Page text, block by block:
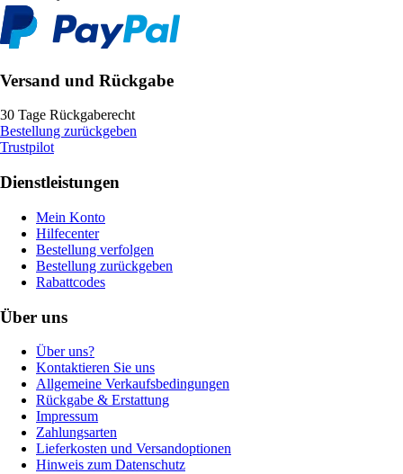
Versand und Rückgabe
30 Tage Rückgaberecht
Bestellung zurückgeben
Trustpilot
Dienstleistungen
Mein Konto
Hilfecenter
Bestellung verfolgen
Bestellung zurückgeben
Rabattcodes
Über uns
Über uns?
Kontaktieren Sie uns
Allgemeine Verkaufsbedingungen
Rückgabe & Erstattung
Impressum
Zahlungsarten
Lieferkosten und Versandoptionen
Hinweis zum Datenschutz